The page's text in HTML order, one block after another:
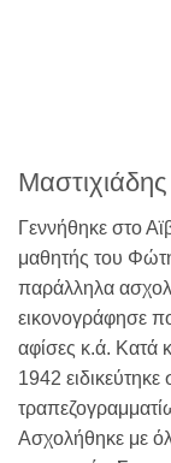
Γεννήθηκε στο
μαθητής του
παράλληλα
εικονογράφησε
αφίσες κ.ά. Κατά
1942
Ασχολήθηκε με